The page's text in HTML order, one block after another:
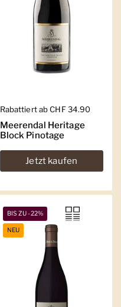
Regulärer Preis
Rabattiert ab CHF 34.90
Meerendal Heritage
Block Pinotage
Jetzt kaufen
BIS ZU -22%
NEU